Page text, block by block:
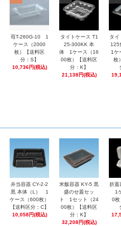
苺T-260G-10 1
ケース（2000
枚）【送料区
分：S】
10,736円(税込)
タイトケース T1
25-300KK 本
体 1ケース（16
00枚）【送料区
分：K】
21,138円(税込)
タイ
125
1ケ
枚
弁当容器 CY-2-2
黒 本体（L） 1
ケース（600枚）
【送料区分：C】
10,058円(税込)
米飯容器 KY-5 黒
盛のせ蓋セッ
ト 1セット（24
00枚）【送料区
分：K】
32,208円(税込)
折蓋
1
0枚